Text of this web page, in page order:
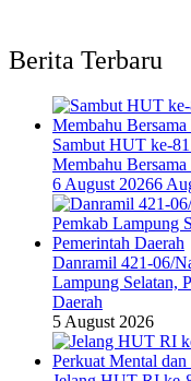
Berita Terbaru
Sambut HUT ke-
Membahu
6 August 20266
Danramil 421-06/
Lampung Selatan,
Daerah
5 August 2026